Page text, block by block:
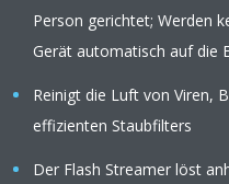
Person gerichtet; Werden
Gerät automatisch auf die
Reinigt die Luft von Viren,
effizienten Staubfilters
Der Flash Streamer löst